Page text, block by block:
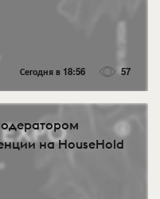
Сегодня в 18:56 57
на HouseHold